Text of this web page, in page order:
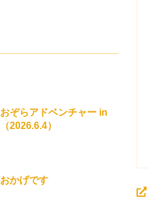
ぞらアドベンチャー in
2026.6.4）
かげです